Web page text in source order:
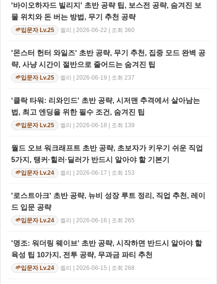
'바이오하자드 빌리지' 초반 공략 팁, 보스전 공략, 숨겨진 보
물 위치와 돈 버는 방법, 무기 추천 공략
🌱입문자 Lv.25 켈리 | 2026-06-22 | 조회 360
'몬스터 헌터 와일즈' 초반 공략, 무기 추천, 집중 모드 완벽 공
략, 사냥 시간이 절반으로 줄어드는 숨겨진 팁
🌱입문자 Lv.25 켈리 | 2026-06-19 | 조회 237
'클락 타워: 리와인드' 초반 공략, 시저맨 추격에서 살아남는
법, 최고 엔딩을 위한 필수 조건, 숨겨진 팁
🌱입문자 Lv.25 켈리 | 2026-06-18 | 조회 139
월드 오브 워크래프트 초반 공략, 초보자가 키우기 쉬운 직업
5가지, 탱커·힐러·딜러가 반드시 알아야 할 기본기
🌱입문자 Lv.24 켈리 | 2026-06-17 | 조회 153
'로스트아크' 초반 공략, 뉴비 성장 루트 정리, 직업 추천, 레이
드 입문 공략
🌱입문자 Lv.24 켈리 | 2026-06-16 | 조회 265
'명조: 워더링 웨이브' 초반 공략, 시작하면 반드시 알아야 할
육성 팁 10가지, 전투 공략, 무과금 파티 추천
🌱입문자 Lv.24 켈리 | 2026-06-15 | 조회 268